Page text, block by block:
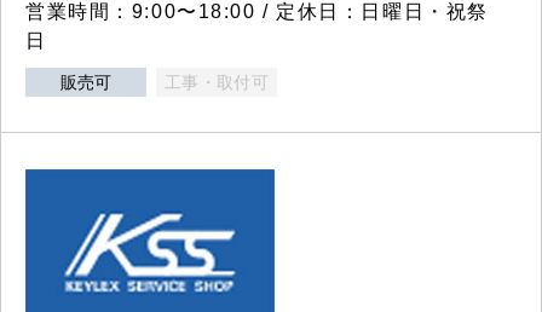
営業時間：9:00〜18:00 / 定休日：日曜日・祝祭
日
販売可 工事・取付可